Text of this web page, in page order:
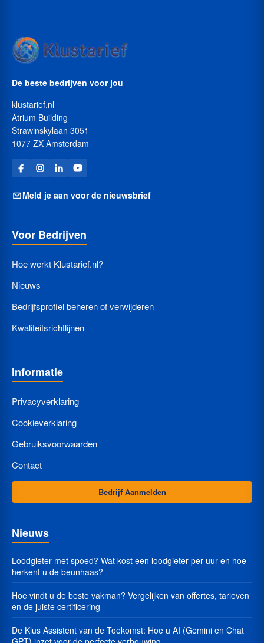
De beste bedrijven voor jou
klustarief.nl
Atrium Building
Strawinskylaan 3051
1077 ZX Amsterdam
Meld je aan voor de nieuwsbrief
Voor Bedrijven
Hoe werkt Klustarief.nl?
Nieuws
Bedrijfsprofiel beheren of verwijderen
Kwaliteitsrichtlijnen
Informatie
Privacyverklaring
Cookieverklaring
Gebruiksvoorwaarden
Contact
Bedrijf Aanmelden
Nieuws
Loodgieter met spoed? Wat kost een loodgieter per uur en hoe
herkent u de beunhaas?
Hoe vindt u de beste vakman? Vergelijken van offertes, tarieven
en de juiste certificering
De Klus Assistent van de Toekomst: Hoe u AI (Gemini en Chat